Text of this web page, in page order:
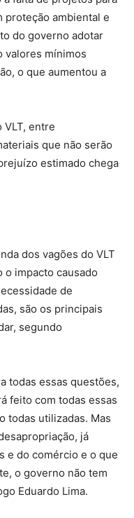
proteção ambiental e
do governo adotar
valores mínimos
o que aumentou a
entre
que não serão
estimado chega
dos vagões do VLT
o impacto causado
de
são os principais
segundo
todas essas questões,
feito com todas essas
todas utilizadas. Mas
já
e do comércio e o que
o governo não tem
Eduardo Lima.